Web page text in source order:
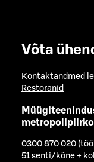
Võta
Kontaktandmed
Restoranid
0300 870 020
51 senti/kõne +